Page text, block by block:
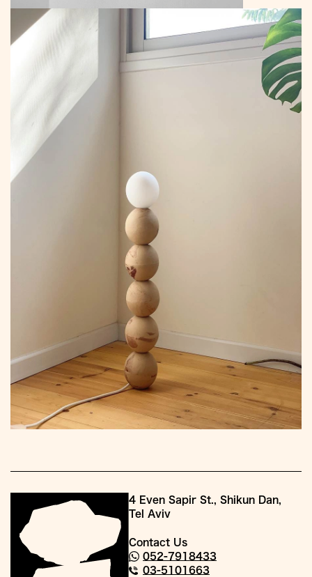
4 Even Sapir St., Shikun Dan,
Tel Aviv
Contact Us
052-7918433
03-5101663